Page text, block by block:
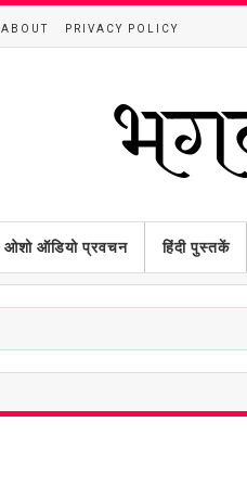
ABOUT PRIVACY POLICY
ओशो ऑडियो प्रवचन हिंदी पुस्तकें